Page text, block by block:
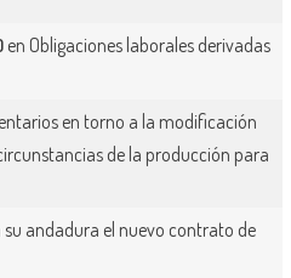
en Obligaciones laborales derivadas
en torno a la modificación
de la producción para
su andadura el nuevo contrato de